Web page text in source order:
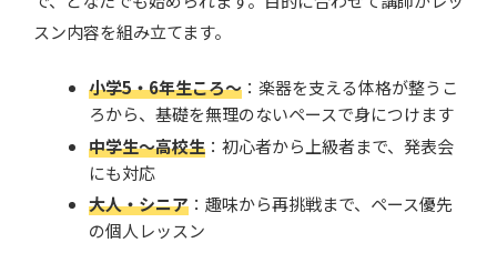
スン内容を組み立てます。
小学5・6年生ころ〜：楽器を支える体格が整うこ
ろから、基礎を無理のないペースで身につけます
中学生〜高校生：初心者から上級者まで、発表会
にも対応
大人・シニア：趣味から再挑戦まで、ペース優先
の個人レッスン